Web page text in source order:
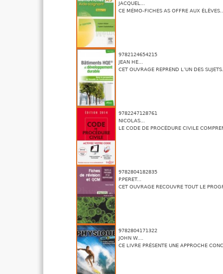
JACQUEL...
CE MÉMO-FICHES AS OFFRE AUX ÉLÈVES...
9782124654215
JEAN HE...
CET OUVRAGE REPREND L’UN DES
9782247128761
NICOLAS...
LE CODE DE PROCÉDURE CIVILE
9782804182835
P.PERET...
CET OUVRAGE RECOUVRE TOUT LE
9782804171322
JOHN W....
CE LIVRE PRÉSENTE UNE APPROCHE